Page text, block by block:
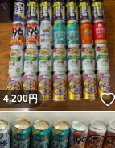
4,200円